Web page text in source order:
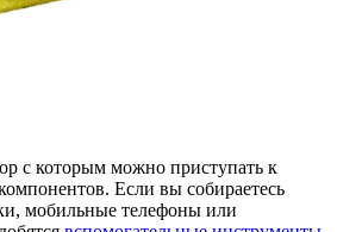
с которым можно приступать к
Если вы собираетесь
мобильные телефоны или